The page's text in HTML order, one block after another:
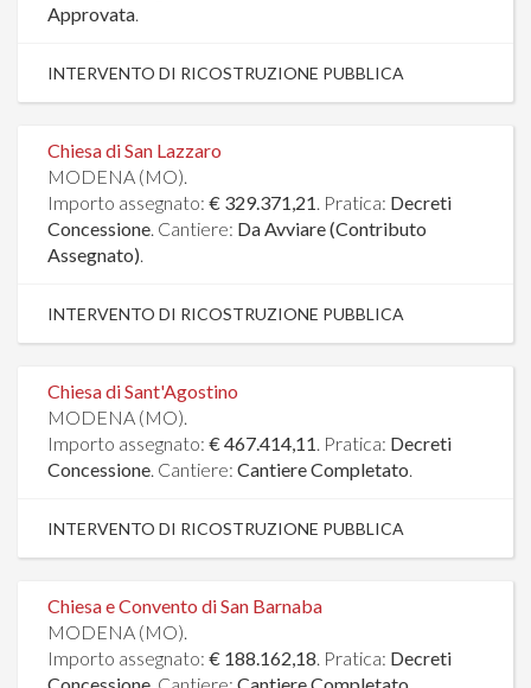
Approvata.
INTERVENTO DI RICOSTRUZIONE PUBBLICA
Chiesa di San Lazzaro
MODENA (MO).
Importo assegnato: € 329.371,21. Pratica: Decreti
Concessione. Cantiere: Da Avviare (Contributo
Assegnato).
INTERVENTO DI RICOSTRUZIONE PUBBLICA
Chiesa di Sant'Agostino
MODENA (MO).
Importo assegnato: € 467.414,11. Pratica: Decreti
Concessione. Cantiere: Cantiere Completato.
INTERVENTO DI RICOSTRUZIONE PUBBLICA
Chiesa e Convento di San Barnaba
MODENA (MO).
Importo assegnato: € 188.162,18. Pratica: Decreti